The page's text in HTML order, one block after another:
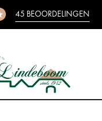
45 BEOORDELINGEN